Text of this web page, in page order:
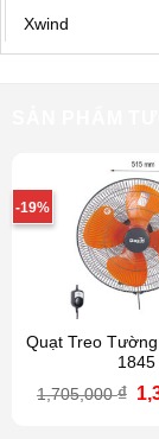
Xwind
-19%
Quạt Treo
1845
1,705,000₫